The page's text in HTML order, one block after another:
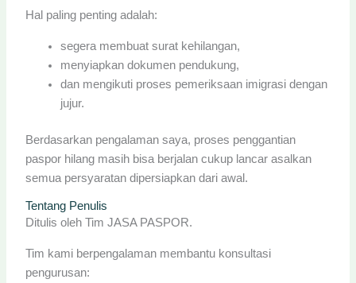
Hal paling penting adalah:
segera membuat surat kehilangan,
menyiapkan dokumen pendukung,
dan mengikuti proses pemeriksaan imigrasi dengan
jujur.
Berdasarkan pengalaman saya, proses penggantian
paspor hilang masih bisa berjalan cukup lancar asalkan
semua persyaratan dipersiapkan dari awal.
Tentang Penulis
Ditulis oleh Tim JASA PASPOR.
Tim kami berpengalaman membantu konsultasi
pengurusan: